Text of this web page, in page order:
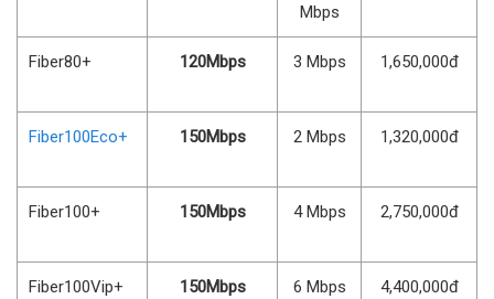
Mbps
Fiber80+ 120Mbps 3 Mbps 1,650,000đ
Fiber100Eco+ 150Mbps 2 Mbps 1,320,000đ
Fiber100+ 150Mbps 4 Mbps 2,750,000đ
Fiber100Vip+ 150Mbps 6 Mbps 4,400,000đ